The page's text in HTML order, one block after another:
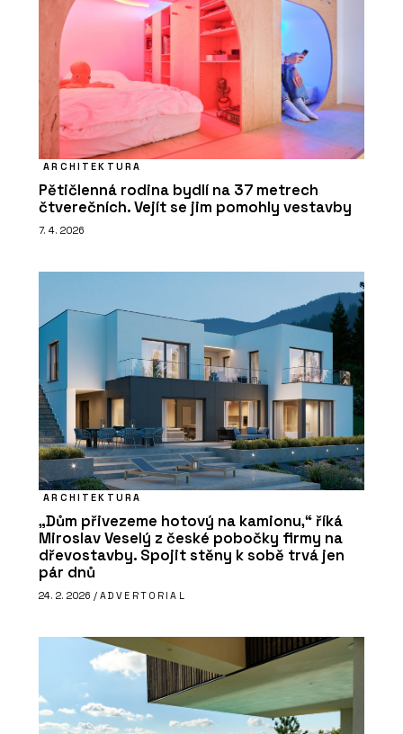
ARCHITEKTURA
Pětičlenná rodina bydlí na 37 metrech
čtverečních. Vejít se jim pomohly vestavby
7. 4. 2026
ARCHITEKTURA
„Dům přivezeme hotový na kamionu,“ říká
Miroslav Veselý z české pobočky firmy na
dřevostavby. Spojit stěny k sobě trvá jen
pár dnů
24. 2. 2026 / ADVERTORIAL